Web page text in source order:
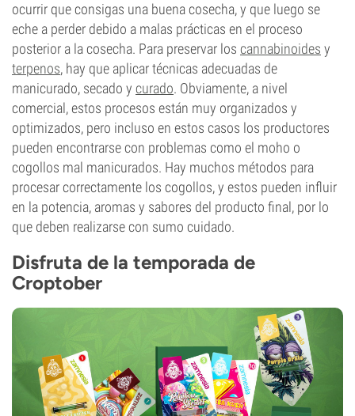
ocurrir que consigas una buena cosecha, y que luego se
eche a perder debido a malas prácticas en el proceso
posterior a la cosecha. Para preservar los cannabinoides y
terpenos, hay que aplicar técnicas adecuadas de
manicurado, secado y curado. Obviamente, a nivel
comercial, estos procesos están muy organizados y
optimizados, pero incluso en estos casos los productores
pueden encontrarse con problemas como el moho o
cogollos mal manicurados. Hay muchos métodos para
procesar correctamente los cogollos, y estos pueden influir
en la potencia, aromas y sabores del producto final, por lo
que deben realizarse con sumo cuidado.
Disfruta de la temporada de
Croptober